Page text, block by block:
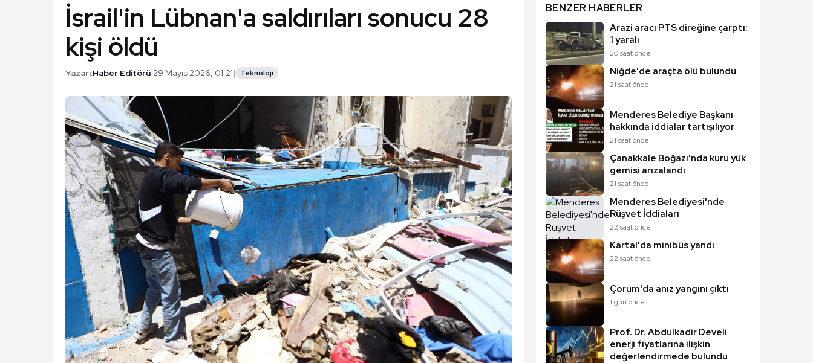
İsrail'in Lübnan'a saldırıları sonucu 28
kişi öldü
Yazarı:Haber Editörü|29 Mayıs 2026, 01:21| Teknoloji
BENZER HABERLER
Arazi aracı PTS direğine çarptı:
1 yaralı
20 saat önce
Niğde'de araçta ölü bulundu
21 saat önce
Menderes Belediye Başkanı
hakkında iddialar tartışılıyor
21 saat önce
Çanakkale Boğazı'nda kuru yük
gemisi arızalandı
21 saat önce
Menderes Belediyesi'nde
Rüşvet İddiaları
22 saat önce
Kartal'da minibüs yandı
22 saat önce
Çorum'da anız yangını çıktı
1 gün önce
Prof. Dr. Abdulkadir Develi
enerji fiyatlarına ilişkin
değerlendirmede bulundu